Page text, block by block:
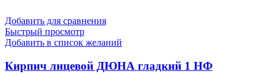
Добавить для сравнения
Быстрый просмотр
Добавить в список желаний
Кирпич лицевой ДЮНА гладкий 1 НФ